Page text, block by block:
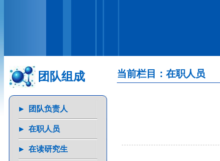
团队组成
团队负责人
在职人员
在读研究生
当前栏目：在职人员